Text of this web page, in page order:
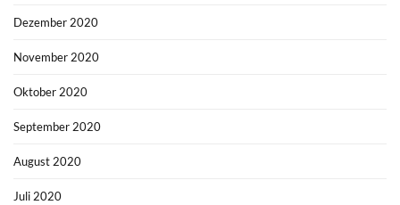
Dezember 2020
November 2020
Oktober 2020
September 2020
August 2020
Juli 2020